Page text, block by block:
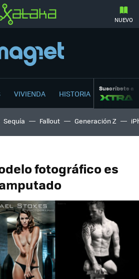
NUEVO
VIVIENDA HISTORIA Suscríbete a
Sequía Fallout Generación Z
fotográfico es